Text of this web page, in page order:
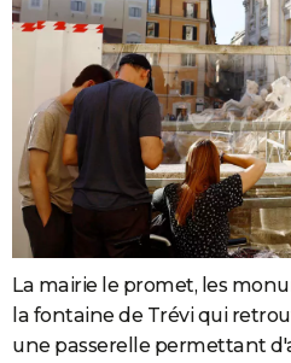
La mairie le promet, les
la fontaine de Trévi qui
une passerelle permettant